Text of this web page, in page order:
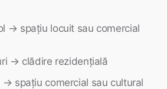
→ spațiu locuit sau comercial
→ clădire rezidențială
→ spațiu comercial sau cultural